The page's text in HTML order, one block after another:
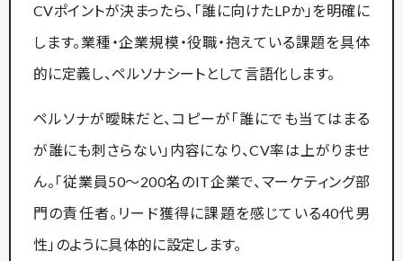
CVポイントが決まったら、「誰に向けたLPか」を明確に
します。業種・企業規模・役職・抱えている課題を具体
的に定義し、ペルソナシートとして言語化します。
ペルソナが曖昧だと、コピーが「誰にでも当てはまる
が誰にも刺さらない」内容になり、CV率は上がりませ
ん。「従業員50〜200名のIT企業で、マーケティング部
門の責任者。リード獲得に課題を感じている40代男
性」のように具体的に設定します。